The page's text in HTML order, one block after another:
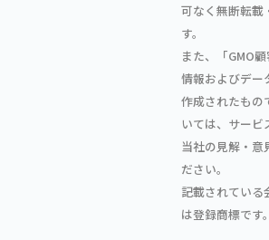
可なく無断転載
す。
また、「GMO
情報およびデー
作成されたもの
いては、サービ
当社の見解・意
ださい。
記載されている
は登録商標です。